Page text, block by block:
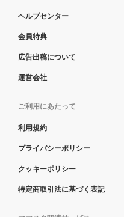
ヘルプセンター
会員特典
広告出稿について
運営会社
ご利用にあたって
利用規約
プライバシーポリシー
クッキーポリシー
特定商取引法に基づく表記